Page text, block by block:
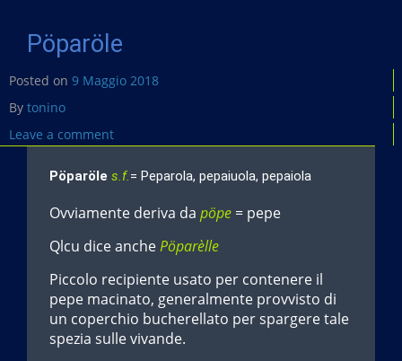
Pöparöle
Posted on 9 Maggio 2018
By tonino
Leave a comment
Pöparöle s.f.= Peparola, pepaiuola, pepaiola
Ovviamente deriva da pöpe = pepe
Qlcu dice anchePöparèlle
Piccolo recipiente usato per contenere il
pepe macinato, generalmente provvisto di
un coperchio bucherellato per spargere tale
spezia sulle vivande.